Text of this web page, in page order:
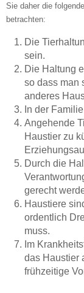
Dienstag
Mittwoch
Sie daher die
betrachten:
Die
sein.
Die Haltung
so dass man
anderes
In der
Angehende
Haustier zu
Durch die
gerecht
Haustiere
ordentlich
muss.
Im
das Haustier
frühzeitige